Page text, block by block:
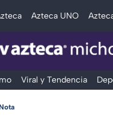
Azteca UNO
Viral y Tendencia